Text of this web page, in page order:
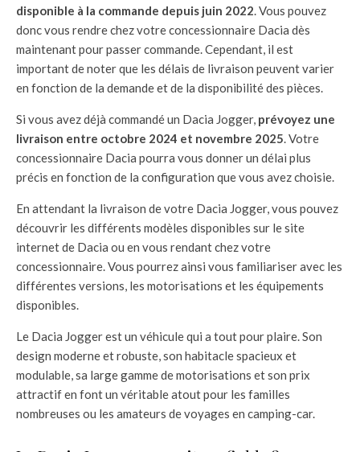
disponible à la commande depuis juin 2022. Vous pouvez
donc vous rendre chez votre concessionnaire Dacia dès
maintenant pour passer commande. Cependant, il est
important de noter que les délais de livraison peuvent varier
en fonction de la demande et de la disponibilité des pièces.
Si vous avez déjà commandé un Dacia Jogger, prévoyez une
livraison entre octobre 2024 et novembre 2025. Votre
concessionnaire Dacia pourra vous donner un délai plus
précis en fonction de la configuration que vous avez choisie.
En attendant la livraison de votre Dacia Jogger, vous pouvez
découvrir les différents modèles disponibles sur le site
internet de Dacia ou en vous rendant chez votre
concessionnaire. Vous pourrez ainsi vous familiariser avec les
différentes versions, les motorisations et les équipements
disponibles.
Le Dacia Jogger est un véhicule qui a tout pour plaire. Son
design moderne et robuste, son habitacle spacieux et
modulable, sa large gamme de motorisations et son prix
attractif en font un véritable atout pour les familles
nombreuses ou les amateurs de voyages en camping-car.